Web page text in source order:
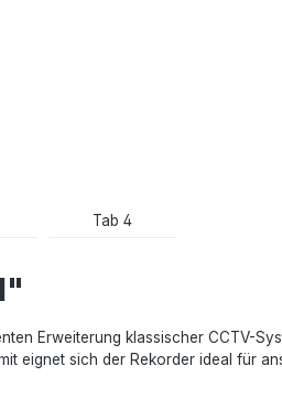
Tab 4
Erweiterung klassischer CCTV-
eignet sich der Rekorder ideal für